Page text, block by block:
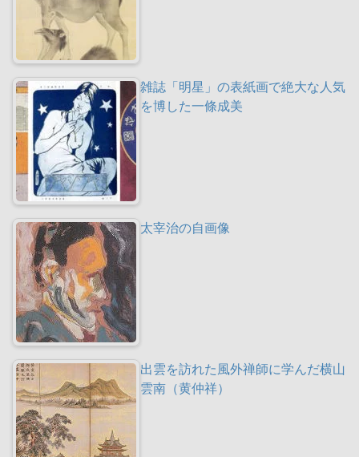
雑誌「明星」の表紙画で絶大な人気
を博した一條成美
太宰治の自画像
出雲を訪れた風外禅師に学んだ横山
雲南（黄仲祥）